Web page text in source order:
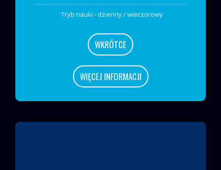
Tryb nauki - dzienny / wieczorowy
WKRÓTCE
WIĘCEJ INFORMACJI